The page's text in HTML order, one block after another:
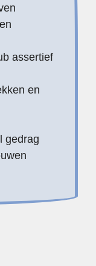
assertief
en
gedrag